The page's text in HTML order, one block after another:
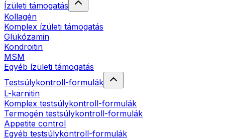
Ízületi támogatás
Kollagén
Komplex ízületi támogatás
Glükózamin
Kondroitin
MSM
Egyéb ízületi támogatás
Testsúlykontroll-formulák
L-karnitin
Komplex testsúlykontroll-formulák
Termogén testsúlykontroll-formulák
Appetite control
Egyéb testsúlykontroll-formulák